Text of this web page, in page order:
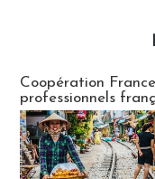
Coopération
professionnels